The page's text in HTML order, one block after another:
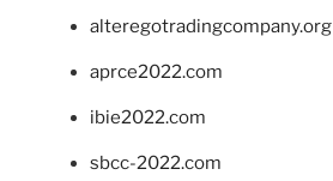
alteregotradingcompany.org
aprce2022.com
ibie2022.com
sbcc-2022.com